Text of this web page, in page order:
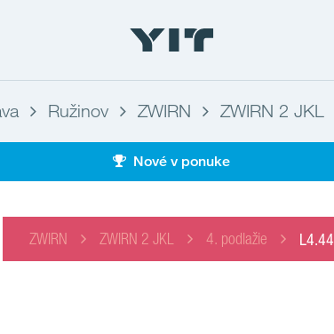
Ružinov ZWIRN ZWIRN 2 JKL
Nové v ponuke
ZWIRN ZWIRN 2 JKL 4. podlažie L4.44